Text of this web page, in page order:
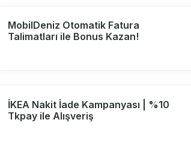
MobilDeniz Otomatik Fatura
Talimatları ile Bonus Kazan!
İKEA Nakit İade Kampanyası | %10
Tkpay ile Alışveriş